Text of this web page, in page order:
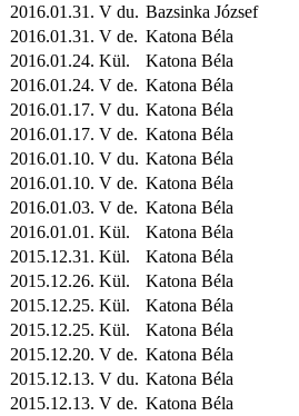
2016.01.31. V du. Bazsinka József
2016.01.31. V de. Katona Béla
2016.01.24. Kül. Katona Béla
2016.01.24. V de. Katona Béla
2016.01.17. V du. Katona Béla
2016.01.17. V de. Katona Béla
2016.01.10. V du. Katona Béla
2016.01.10. V de. Katona Béla
2016.01.03. V de. Katona Béla
2016.01.01. Kül. Katona Béla
2015.12.31. Kül. Katona Béla
2015.12.26. Kül. Katona Béla
2015.12.25. Kül. Katona Béla
2015.12.25. Kül. Katona Béla
2015.12.20. V de. Katona Béla
2015.12.13. V du. Katona Béla
2015.12.13. V de. Katona Béla